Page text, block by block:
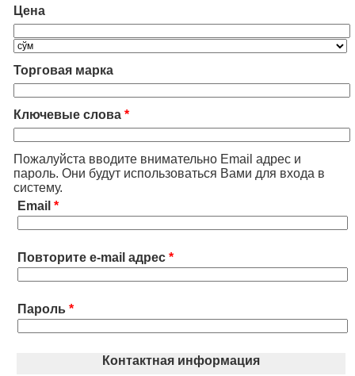
Цена
Торговая марка
Ключевые слова *
Пожалуйста вводите внимательно Email адрес и
пароль. Они будут использоваться Вами для входа в
систему.
Email *
Повторите e-mail адрес *
Пароль *
Контактная информация